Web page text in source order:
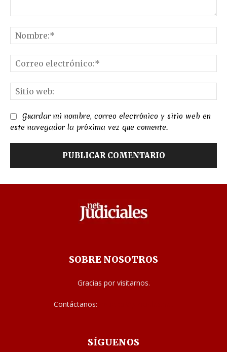
Guardar mi nombre, correo electrónico y sitio web en
este navegador la próxima vez que comente.
SOBRE NOSOTROS
Gracias por visitarnos.
Contáctanos:
SÍGUENOS